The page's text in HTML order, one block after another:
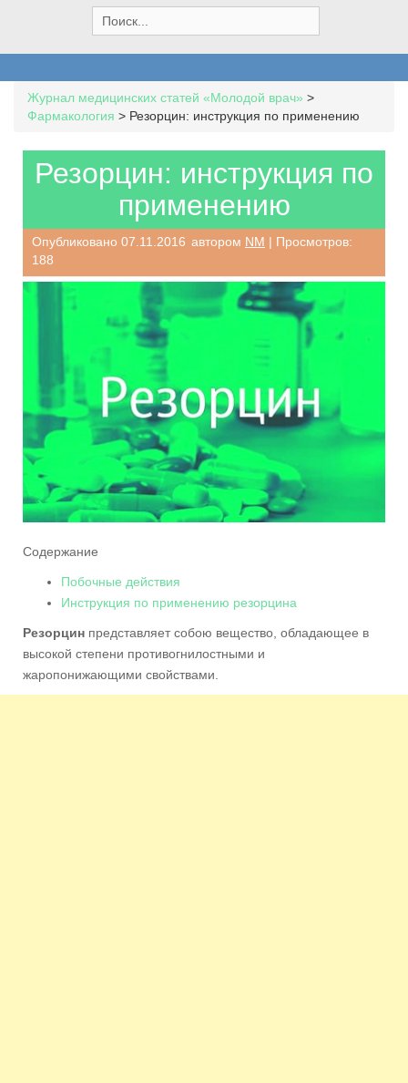
e
a
h
f
:
Журнал медицинских статей «Молодой врач» >
Фармакология > Резорцин: инструкция по применению
Резорцин: инструкция по
применению
Опубликовано 07.11.2016 автором NM | Просмотров:
188
Содержание
Побочные действия
Инструкция по применению резорцина
Резорцин представляет собою вещество, обладающее в
высокой степени противогнилостными и
жаропонижающими свойствами.